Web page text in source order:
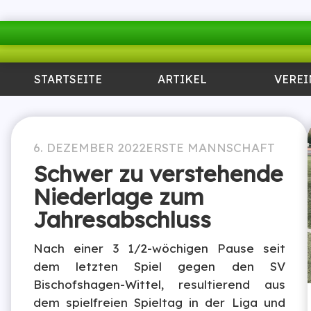
STARTSEITE ARTIKEL
6. DEZEMBER 2022ERSTE MANNSCHAFT
Schwer zu verstehende
Niederlage zum
Jahresabschluss
Nach einer 3 1/2-wöchigen Pause seit
dem letzten Spiel gegen den SV
Bischofshagen-Wittel, resultierend aus
dem spielfreien Spieltag in der Liga und